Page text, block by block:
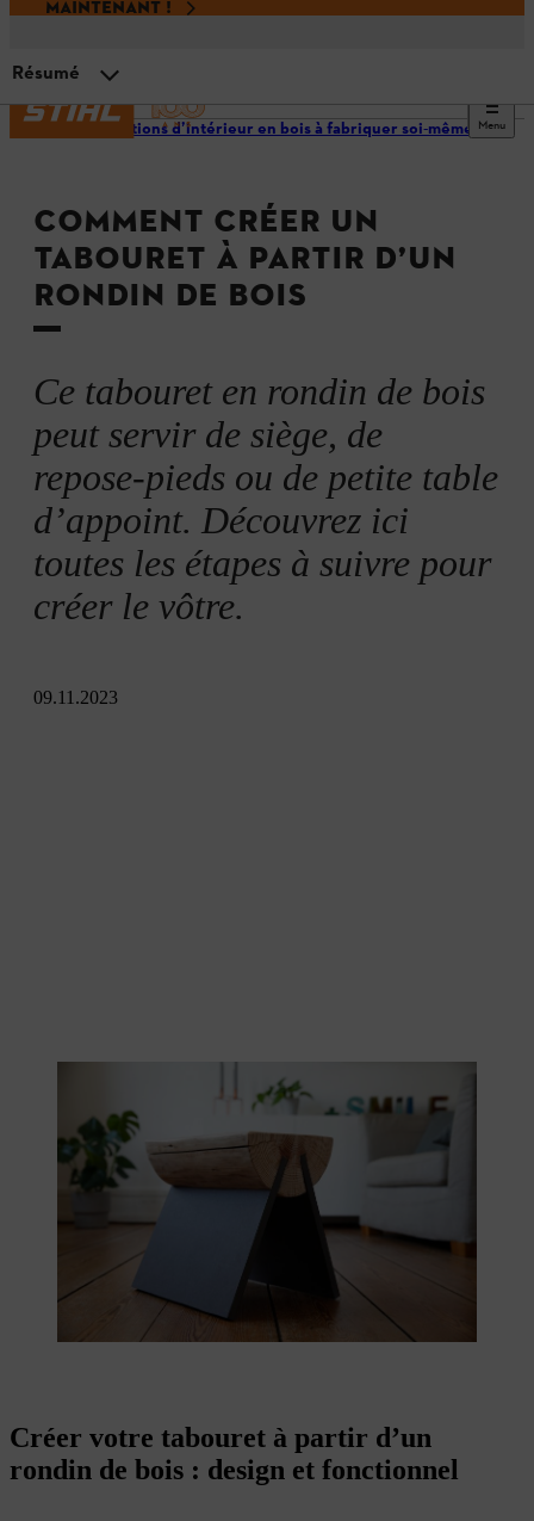
MAINTENANT !
Menu
Décorations d’intérieur en bois à fabriquer soi-même
COMMENT CRÉER UN
TABOURET À PARTIR D’UN
RONDIN DE BOIS
Ce tabouret en rondin de bois
peut servir de siège, de
repose-pieds ou de petite table
d’appoint. Découvrez ici
toutes les étapes à suivre pour
créer le vôtre.
09.11.2023
Résumé
La bonne tronçonneuse pour votre projet
Matériaux et outils
Instructions
Résumé
Créer votre tabouret à partir d’un
rondin de bois : design et fonctionnel